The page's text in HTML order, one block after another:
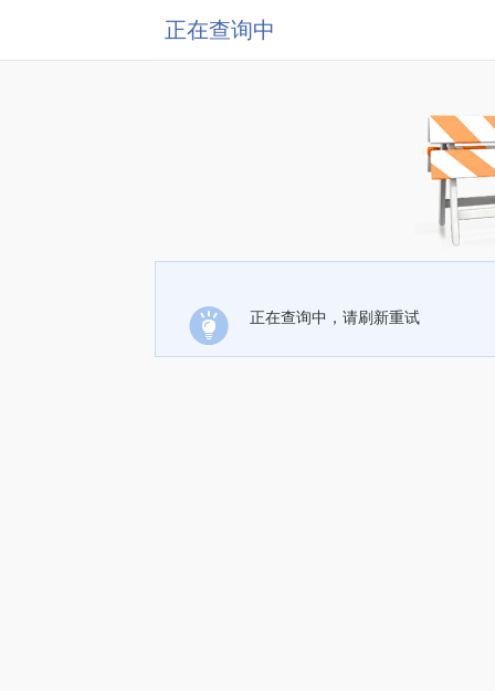
正在查询中
正在查询中，请刷新重试